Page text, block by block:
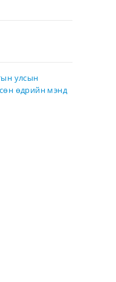
улсын
өдрийн мэнд